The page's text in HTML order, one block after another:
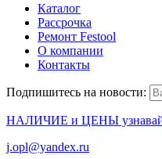
Каталог
Рассрочка
Ремонт Festool
О компании
Контакты
Подпишитесь на новости:
НАЛИЧИЕ и ЦЕНЫ
j.opl@yandex.ru